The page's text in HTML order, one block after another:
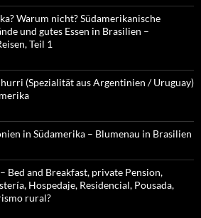
Warum nicht? Südamerikanische
und gutes Essen in Brasilien –
Teil 1
(Spezialität aus Argentinien / Uruguay)
in Südamerika – Blumenau in Brasilien
Bed and Breakfast, private Pension,
Hospedaje, Residencial, Pousada,
rural?